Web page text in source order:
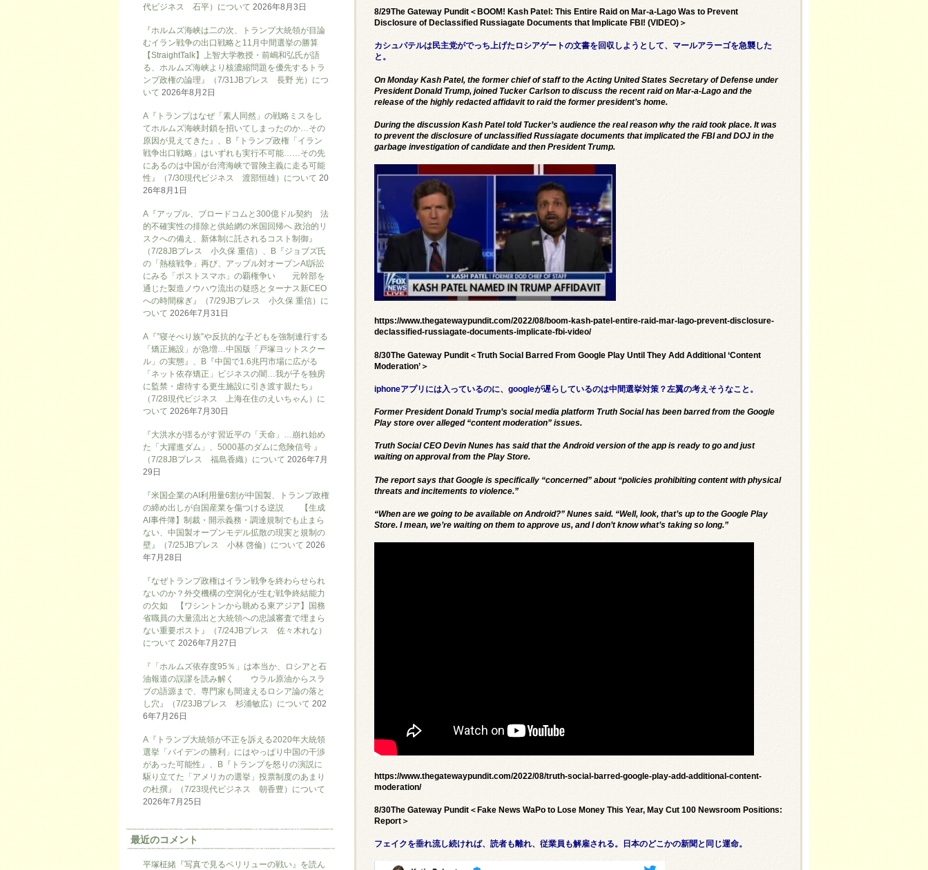
8/29The Gateway Pundit＜BOOM! Kash Patel: This Entire Raid on Mar-a-Lago Was to Prevent
Disclosure of Declassified Russiagate Documents that Implicate FBI! (VIDEO)＞
カシュパテルは民主党がでっち上げたロシアゲートの文書を回収しようとして、マールアラーゴを急襲した
と。
On Monday Kash Patel, the former chief of staff to the Acting United States Secretary of Defense under
President Donald Trump, joined Tucker Carlson to discuss the recent raid on Mar-a-Lago and the
release of the highly redacted affidavit to raid the former president’s home.
During the discussion Kash Patel told Tucker’s audience the real reason why the raid took place. It was
to prevent the disclosure of unclassified Russiagate documents that implicated the FBI and DOJ in the
garbage investigation of candidate and then President Trump.
https://www.thegatewaypundit.com/2022/08/boom-kash-patel-entire-raid-mar-lago-prevent-disclosure-
declassified-russiagate-documents-implicate-fbi-video/
8/30The Gateway Pundit＜Truth Social Barred From Google Play Until They Add Additional ‘Content
Moderation’＞
iphoneアプリには入っているのに、googleが遅らしているのは中間選挙対策？左翼の考えそうなこと。
Former President Donald Trump’s social media platform Truth Social has been barred from the Google
Play store over alleged “content moderation” issues.
Truth Social CEO Devin Nunes has said that the Android version of the app is ready to go and just
waiting on approval from the Play Store.
The report says that Google is specifically “concerned” about “policies prohibiting content with physical
threats and incitements to violence.”
“When are we going to be available on Android?” Nunes said. “Well, look, that’s up to the Google Play
Store. I mean, we’re waiting on them to approve us, and I don’t know what’s taking so long.”
https://www.thegatewaypundit.com/2022/08/truth-social-barred-google-play-add-additional-content-
moderation/
8/30The Gateway Pundit＜Fake News WaPo to Lose Money This Year, May Cut 100 Newsroom Positions:
Report＞
フェイクを垂れ流し続ければ、読者も離れ、従業員も解雇される。日本のどこかの新聞と同じ運命。
代ビジネス 石平）について 2026年8月3日
『ホルムズ海峡は二の次、トランプ大統領が目論
むイラン戦争の出口戦略と11月中間選挙の勝算
【StraightTalk】上智大学教授・前嶋和弘氏が語
る、ホルムズ海峡より核濃縮問題を優先するトラ
ンプ政権の論理』（7/31JBプレス 長野 光）につ
いて 2026年8月2日
A『トランプはなぜ「素人同然」の戦略ミスをし
てホルムズ海峡封鎖を招いてしまったのか…その
原因が見えてきた』、B『トランプ政権「イラン
戦争出口戦略」はいずれも実行不可能……その先
にあるのは中国が台湾海峡で冒険主義に走る可能
性』（7/30現代ビジネス 渡部恒雄）について 20
26年8月1日
A『アップル、ブロードコムと300億ドル契約 法
的不確実性の排除と供給網の米国回帰へ 政治的リ
スクへの備え、新体制に託されるコスト制御』
（7/28JBプレス 小久保 重信）、B『ジョブズ氏
の「熱核戦争」再び、アップル対オープンAI訴訟
にみる「ポストスマホ」の覇権争い 元幹部を
通じた製造ノウハウ流出の疑惑とターナス新CEO
への時間稼ぎ』（7/29JBプレス 小久保 重信）に
ついて 2026年7月31日
A『”寝そべり族”や反抗的な子どもを強制連行する
「矯正施設」が急増…中国版「戸塚ヨットスクー
ル」の実態』、B『中国で1.6兆円市場に広がる
「ネット依存矯正」ビジネスの闇…我が子を独房
に監禁・虐待する更生施設に引き渡す親たち』
（7/28現代ビジネス 上海在住のえいちゃん）に
ついて 2026年7月30日
『大洪水が揺るがす習近平の「天命」…崩れ始め
た「大躍進ダム」、5000基のダムに危険信号 』
（7/28JBプレス 福島香織）について 2026年7月
29日
『米国企業のAI利用量6割が中国製、トランプ政権
の締め出しが自国産業を傷つける逆説 【生成
AI事件簿】制裁・開示義務・調達規制でも止まら
ない、中国製オープンモデル拡散の現実と規制の
壁』（7/25JBプレス 小林 啓倫）について 2026
年7月28日
『なぜトランプ政権はイラン戦争を終わらせられ
ないのか？外交機構の空洞化が生む戦争終結能力
の欠如 【ワシントンから眺める東アジア】国務
省職員の大量流出と大統領への忠誠審査で埋まら
ない重要ポスト』（7/24JBプレス 佐々木れな）
について 2026年7月27日
『「ホルムズ依存度95％」は本当か、ロシアと石
油報道の誤謬を読み解く ウラル原油からスラ
ブの語源まで、専門家も間違えるロシア論の落と
し穴』（7/23JBプレス 杉浦敏広）について 202
6年7月26日
A『トランプ大統領が不正を訴える2020年大統領
選挙「バイデンの勝利」にはやっぱり中国の干渉
があった可能性』、B『トランプを怒りの演説に
駆り立てた「アメリカの選挙」投票制度のあまり
の杜撰』（7/23現代ビジネス 朝香豊）について
2026年7月25日
最近のコメント
平塚柾緒『写真で見るペリリューの戦い』を読ん